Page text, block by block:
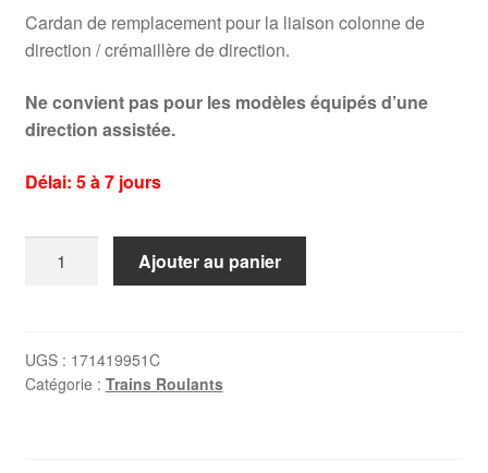
Cardan de remplacement pour la liaison colonne de
direction / crémaillère de direction.
Ne convient pas pour les modèles équipés d’une
direction assistée.
Délai: 5 à 7 jours
direction
Golf
Ajouter au panier
UGS : 171419951C
Catégorie : Trains Roulants